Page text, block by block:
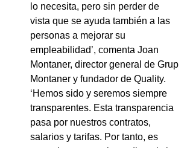
lo necesita, pero sin perder de
vista que se ayuda también a las
personas a mejorar su
empleabilidad’, comenta Joan
Montaner, director general de Grup
Montaner y fundador de Quality.
‘Hemos sido y seremos siempre
transparentes. Esta transparencia
pasa por nuestros contratos,
salarios y tarifas. Por tanto, es